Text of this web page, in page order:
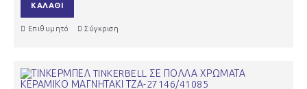
ΚΑΛΆΘΙ
Επιθυμητό Σύγκριση